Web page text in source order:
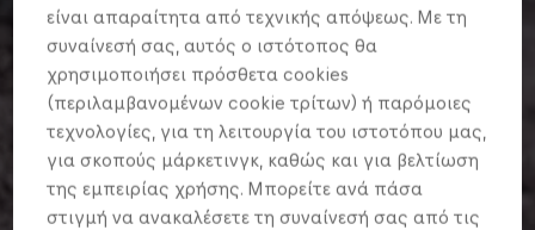
είναι απαραίτητα από τεχνικής απόψεως. Με τη
συναίνεσή σας, αυτός ο ιστότοπος θα
χρησιμοποιήσει πρόσθετα cookies
(περιλαμβανομένων cookie τρίτων) ή παρόμοιες
τεχνολογίες, για τη λειτουργία του ιστοτόπου μας,
για σκοπούς μάρκετινγκ, καθώς και για βελτίωση
της εμπειρίας χρήσης. Μπορείτε ανά πάσα
στιγμή να ανακαλέσετε τη συναίνεσή σας από τις